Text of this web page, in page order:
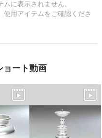
に表示されません。
用アイテムをご確認くださ
ョート動画